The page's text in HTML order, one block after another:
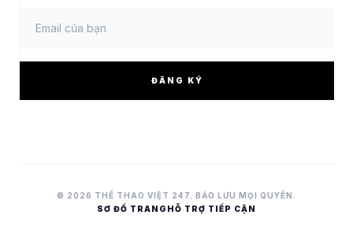
ĐĂNG KÝ
© 2026 THỂ THAO VIỆT 247. BẢO LƯU MỌI QUYỀN.
SƠ ĐỒ TRANG HỖ TRỢ TIẾP CẬN